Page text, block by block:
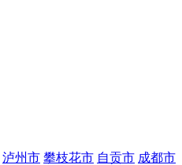
泸州市 攀枝花市 自贡市 成都市